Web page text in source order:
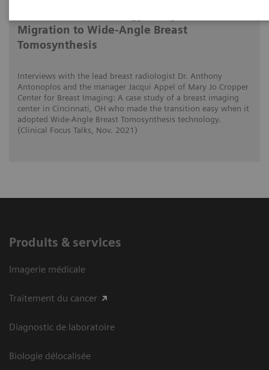
Migration to Wide-Angle Breast
Tomosynthesis
Interviews with the lead breast radiologist Dr. Anthony
Antonoplos and the manager Jacqui Appel of Mary Jo Cropper
Center for Breast Imaging: A case study of a breast imaging
center in Cincinnati, OH who made the transition easy when it
adopted Wide-Angle Breast Tomosynthesis technology.
(Clinical Focus Talks, Nov. 2021)
Produits & services
Imagerie médicale
Traitement du cancer
Diagnostic de laboratoire
Biologie délocalisée